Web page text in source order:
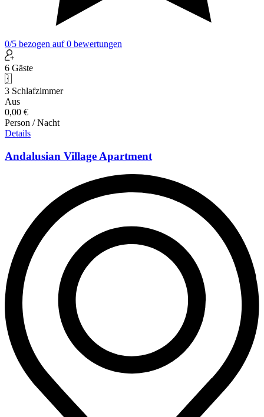
0/5 bezogen auf 0 bewertungen
6 Gäste
3 Schlafzimmer
Aus
0,00 €
Person / Nacht
Details
Andalusian Village Apartment